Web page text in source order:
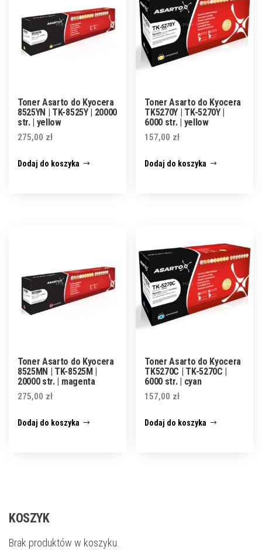
Toner Asarto do Kyocera
8525YN | TK-8525Y | 20000
str. | yellow
275,00 zł
Dodaj do koszyka
Toner Asarto do Kyocera
TK5270Y | TK-5270Y |
6000 str. | yellow
157,00 zł
Dodaj do koszyka
Toner Asarto do Kyocera
8525MN | TK-8525M |
20000 str. | magenta
275,00 zł
Dodaj do koszyka
Toner Asarto do Kyocera
TK5270C | TK-5270C |
6000 str. | cyan
157,00 zł
Dodaj do koszyka
KOSZYK
Brak produktów w koszyku.